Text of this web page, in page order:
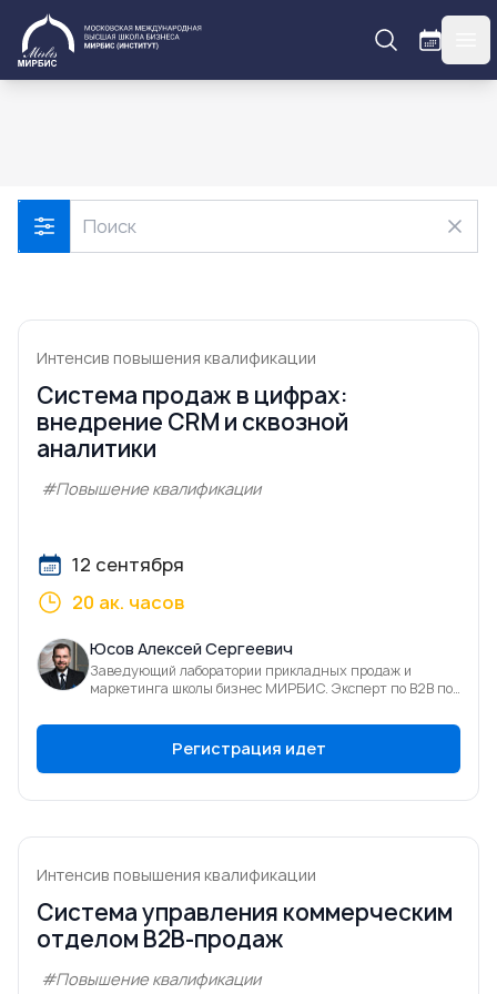
МИРБИС
Интенсив повышения квалификации
Система продаж в цифрах:
внедрение CRM и сквозной
аналитики
#Повышение квалификации
12 сентября
20 ак. часов
Юсов Алексей Сергеевич
Заведующий лаборатории прикладных продаж и
маркетинга школы бизнес МИРБИС. Эксперт по В2В по
Регистрация идет
Интенсив повышения квалификации
Система управления коммерческим
отделом B2B-продаж
#Повышение квалификации